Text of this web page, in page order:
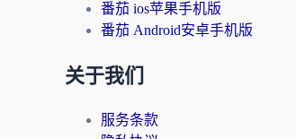
番茄 ios苹果手机版
番茄 Android安卓手机版
关于我们
服务条款